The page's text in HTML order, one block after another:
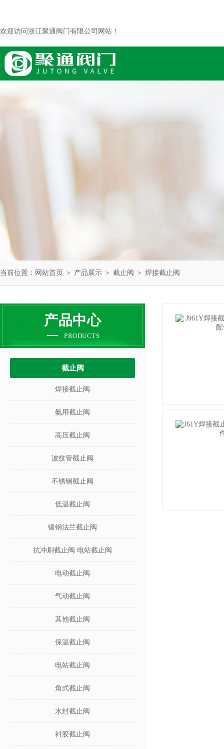
欢迎访问浙江聚通阀门有限公司网站！
当前位置： 网站首页 ＞ 产品展示 ＞ 截止阀 ＞ 焊接截止阀
产品中心
PRODUCTS
截止阀
焊接截止阀
氨用截止阀
高压截止阀
波纹管截止阀
不锈钢截止阀
低温截止阀
锻钢法兰截止阀
抗冲刷截止阀 电站截止阀
电动截止阀
气动截止阀
其他截止阀
保温截止阀
电站截止阀
角式截止阀
水封截止阀
衬胶截止阀